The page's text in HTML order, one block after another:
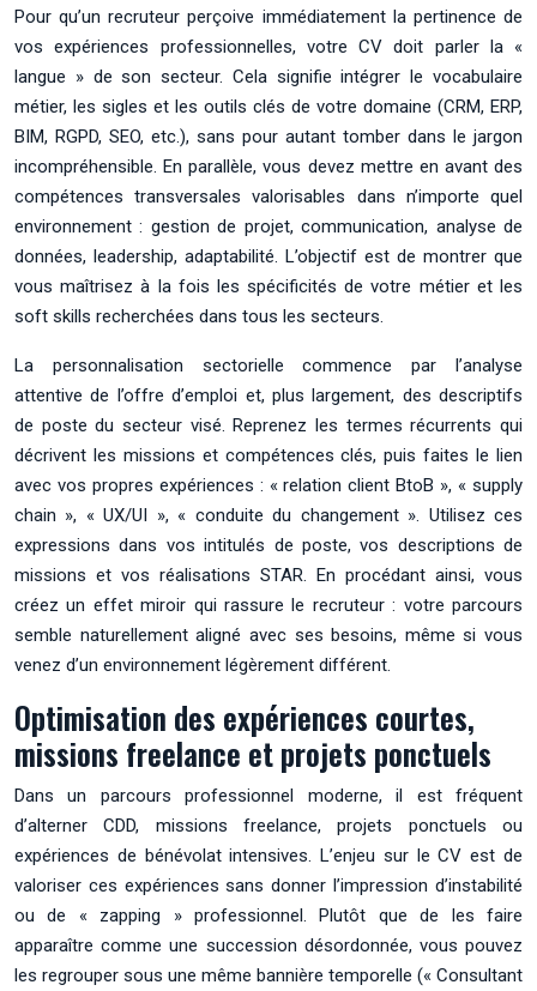
Pour qu’un recruteur perçoive immédiatement la pertinence de
vos expériences professionnelles, votre CV doit parler la «
langue » de son secteur. Cela signifie intégrer le vocabulaire
métier, les sigles et les outils clés de votre domaine (CRM, ERP,
BIM, RGPD, SEO, etc.), sans pour autant tomber dans le jargon
incompréhensible. En parallèle, vous devez mettre en avant des
compétences transversales valorisables dans n’importe quel
environnement : gestion de projet, communication, analyse de
données, leadership, adaptabilité. L’objectif est de montrer que
vous maîtrisez à la fois les spécificités de votre métier et les
soft skills recherchées dans tous les secteurs.
La personnalisation sectorielle commence par l’analyse
attentive de l’offre d’emploi et, plus largement, des descriptifs
de poste du secteur visé. Reprenez les termes récurrents qui
décrivent les missions et compétences clés, puis faites le lien
avec vos propres expériences : « relation client BtoB », « supply
chain », « UX/UI », « conduite du changement ». Utilisez ces
expressions dans vos intitulés de poste, vos descriptions de
missions et vos réalisations STAR. En procédant ainsi, vous
créez un effet miroir qui rassure le recruteur : votre parcours
semble naturellement aligné avec ses besoins, même si vous
venez d’un environnement légèrement différent.
Optimisation des expériences courtes,
missions freelance et projets ponctuels
Dans un parcours professionnel moderne, il est fréquent
d’alterner CDD, missions freelance, projets ponctuels ou
expériences de bénévolat intensives. L’enjeu sur le CV est de
valoriser ces expériences sans donner l’impression d’instabilité
ou de « zapping » professionnel. Plutôt que de les faire
apparaître comme une succession désordonnée, vous pouvez
les regrouper sous une même bannière temporelle (« Consultant